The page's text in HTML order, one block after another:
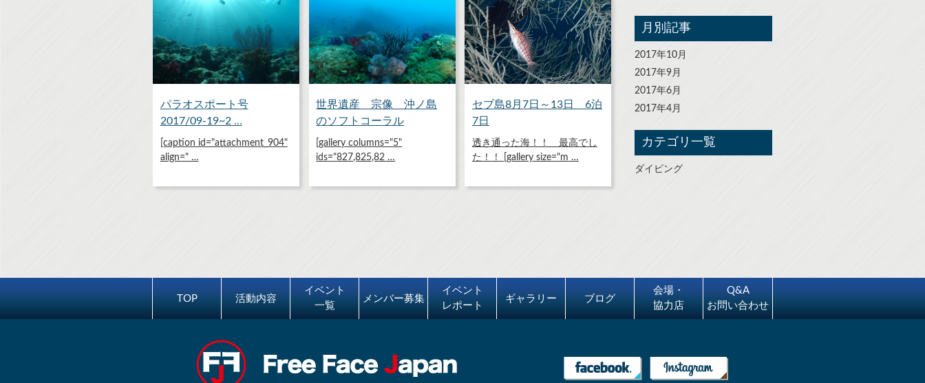
パラオスポート号
2017/09-19~2 …
[caption id="attachment_904"
align=" …
世界遺産 宗像 沖ノ島
のソフトコーラル
[gallery columns="5"
ids="827,825,82 …
セブ島8月7日～13日 6泊
7日
透き通った海！！ 最高でし
た！！ [gallery size="m …
月別記事
2017年10月
2017年9月
2017年6月
2017年4月
カテゴリ一覧
ダイビング
TOP 活動内容
イベント
一覧
メンバー募集
イベント
レポート
ギャラリー ブログ
会場・
協力店
Q&A
お問い合わせ